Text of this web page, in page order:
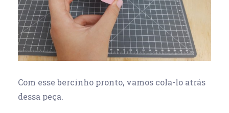
Com esse bercinho pronto, vamos cola-lo atrás
dessa peça.